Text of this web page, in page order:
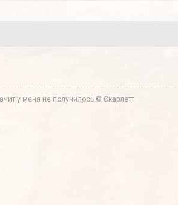
у меня не получилось © Скарлетт